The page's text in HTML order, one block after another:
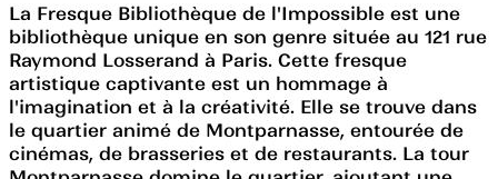
La Fresque Bibliothèque de l'Impossible est une
bibliothèque unique en son genre située au 121 rue
Raymond Losserand à Paris. Cette fresque
artistique captivante est un hommage à
l'imagination et à la créativité. Elle se trouve dans
le quartier animé de Montparnasse, entourée de
cinémas, de brasseries et de restaurants. La tour